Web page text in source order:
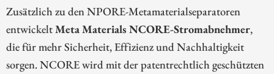
Zusätzlich zu den NPORE-Metamaterialseparatoren
entwickeltMeta Materials NCORE-Stromabnehmer,
die für mehr Sicherheit, Effizienz und Nachhaltigkeit
sorgen. NCORE wird mit der patentrechtlich geschützten